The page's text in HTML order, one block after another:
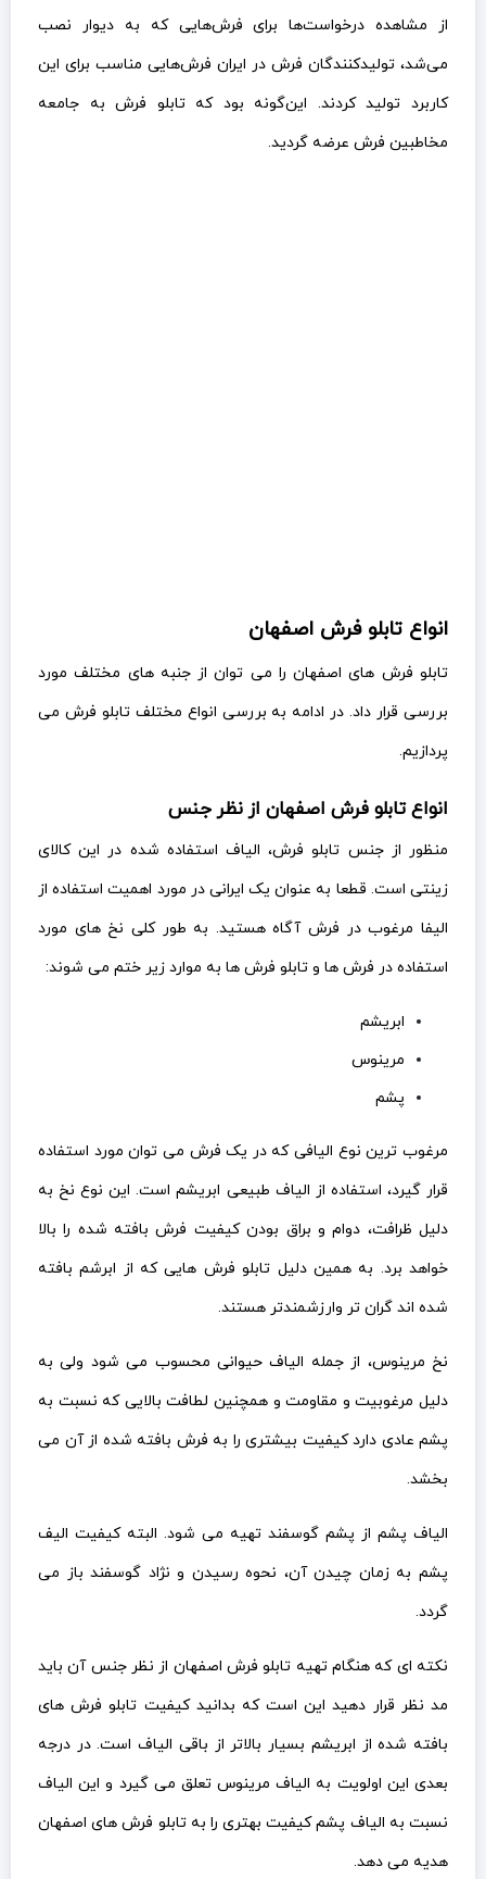
از مشاهده درخواست‌ها برای فرش‌هایی که به دیوار نصب
می‌شد، تولیدکنندگان فرش در ایران فرش‌هایی مناسب برای این
کاربرد تولید کردند. این‌گونه بود که تابلو فرش به جامعه
مخاطبین فرش عرضه گردید.
انواع تابلو فرش اصفهان
تابلو فرش های اصفهان را می توان از جنبه های مختلف مورد
بررسی قرار داد. در ادامه به بررسی انواع مختلف تابلو فرش می
پردازیم.
انواع تابلو فرش اصفهان از نظر جنس
منظور از جنس تابلو فرش، الیاف استفاده شده در این کالای
زینتی است. قطعا به عنوان یک ایرانی در مورد اهمیت استفاده از
الیفا مرغوب در فرش آگاه هستید. به طور کلی نخ های مورد
استفاده در فرش ها و تابلو فرش ها به موارد زیر ختم می شوند:
ابریشم
مرینوس
پشم
مرغوب ترین نوع الیافی که در یک فرش می توان مورد استفاده
قرار گیرد، استفاده از الیاف طبیعی ابریشم است. این نوع نخ به
دلیل ظرافت، دوام و براق بودن کیفیت فرش بافته شده را بالا
خواهد برد. به همین دلیل تابلو فرش هایی که از ابرشم بافته
شده اند گران تر وارزشمندتر هستند.
نخ مرینوس، از جمله الیاف حیوانی محسوب می شود ولی به
دلیل مرغوبیت و مقاومت و همچنین لطافت بالایی که نسبت به
پشم عادی دارد کیفیت بیشتری را به فرش بافته شده از آن می
بخشد.
الیاف پشم از پشم گوسفند تهیه می شود. البته کیفیت الیف
پشم به زمان چیدن آن، نحوه رسیدن و نژاد گوسفند باز می
گردد.
نکته ای که هنگام تهیه تابلو فرش اصفهان از نظر جنس آن باید
مد نظر قرار دهید این است که بدانید کیفیت تابلو فرش های
بافته شده از ابریشم بسیار بالاتر از باقی الیاف است. در درجه
بعدی این اولویت به الیاف مرینوس تعلق می گیرد و این الیاف
نسبت به الیاف پشم کیفیت بهتری را به تابلو فرش های اصفهان
هدیه می دهد.